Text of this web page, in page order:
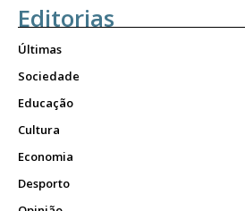
Editorias
Últimas
Sociedade
Educação
Cultura
Economia
Desporto